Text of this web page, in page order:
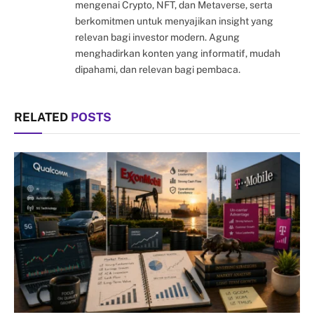
mengenai Crypto, NFT, dan Metaverse, serta
berkomitmen untuk menyajikan insight yang
relevan bagi investor modern. Agung
menghadirkan konten yang informatif, mudah
dipahami, dan relevan bagi pembaca.
RELATED POSTS